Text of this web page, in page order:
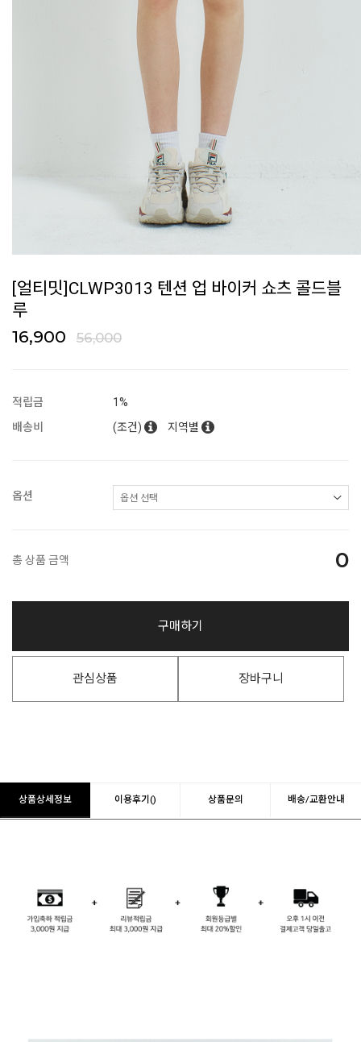
[얼티밋]CLWP3013 텐션 업 바이커 쇼츠 콜드블
루
16,900 56,000
적립금
1%
배송비
(조건) 지역별
옵션
총 상품 금액 0
구매하기
관심상품 장바구니
상품상세정보 이용후기() 상품문의 배송/교환안내